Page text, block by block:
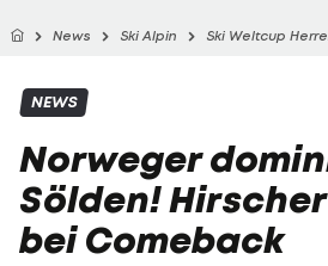
News Ski Alpin Ski Weltcup
NEWS
Norweger
Sölden!
bei Comeback